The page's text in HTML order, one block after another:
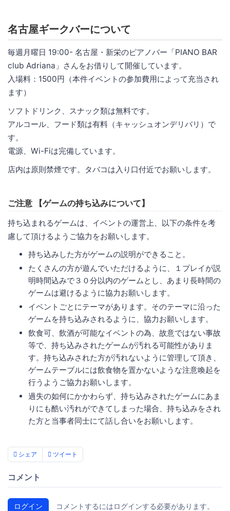
名古屋ギークバーについて
毎週月曜日 19:00- 名古屋・新栄のピアノバー「PIANO BAR
club Adriana」さんをお借りして開催しています。
入場料：1500円（本件イベントの参加費用によって充当され
ます）
ソフトドリンク、スナック類は無料です。
アルコール、フード類は有料（キャッシュオンデリバリ）で
す。
電源、Wi-Fiは完備しています。
店内は原則禁煙です。タバコは入り口付近でお願いします。
ご注意 【ゲームの持ち込みについて】
持ち込まれるゲームは、イベントの運営上、以下の条件を考
慮して頂けるようご協力をお願いします。
持ち込みした方がゲームの説明ができること。
たくさんの方が遊んでいただけるように、１プレイが説
明時間込みで３０分以内のゲームとし、あまり長時間の
ゲームは避けるように協力お願いします。
イベントごとにテーマがあります。そのテーマに沿った
ゲームを持ち込みされるように、協力お願いします。
飲食可、飲酒が可能なイベントの為、故意ではない事故
等で、持ち込みされたゲームが汚れる可能性がありま
す。持ち込みされた方が汚れないように管理して頂き、
ゲームテーブルには飲食物を置かないような注意喚起を
行うようご協力お願いします。
過失の如何にかかわらず、持ち込みされたゲームにあま
りにも酷い汚れができてしまった場合、持ち込みをされ
た方と当事者同士にて話し合いをお願いします。
シェア ツイート
コメント
ログイン コメントするにはログインする必要があります。